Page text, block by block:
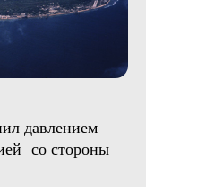
давлением
со стороны